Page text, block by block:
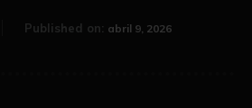
Published on: abril 9, 2026